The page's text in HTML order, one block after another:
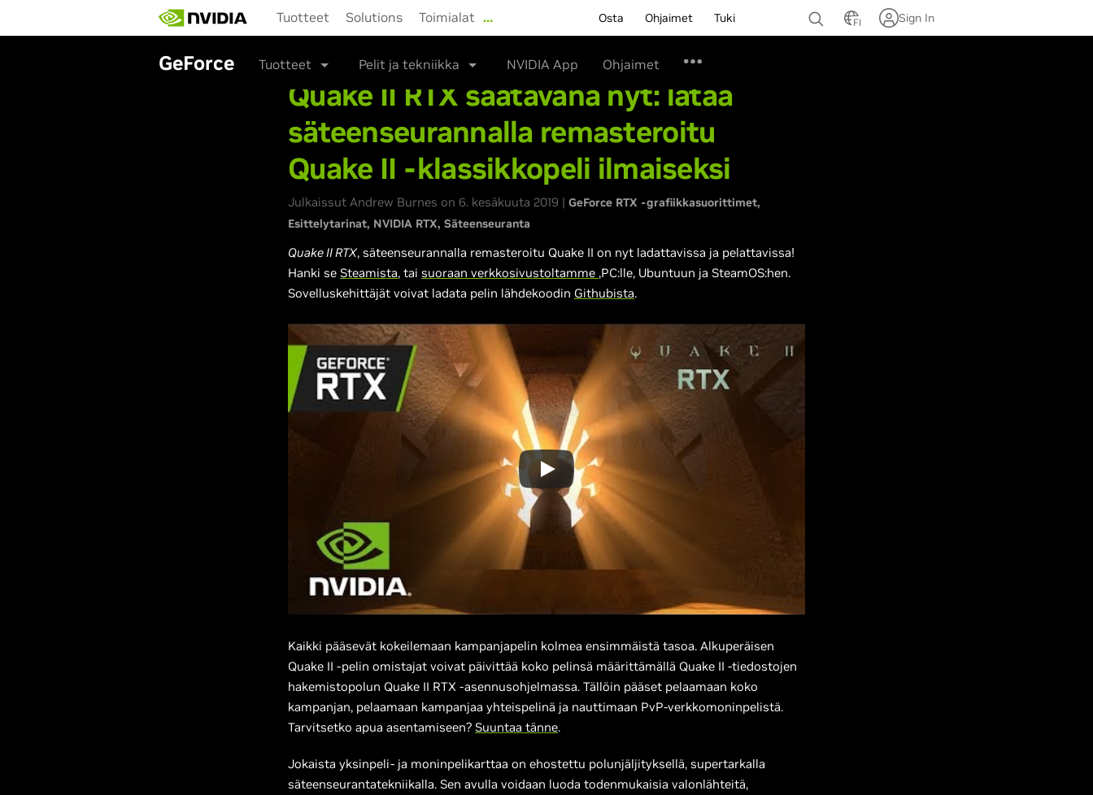
main
Tuotteet Solutions Toimialat … Osta Ohjaimet Tuki FI Sign In
GeForce Tuotteet Pelit ja tekniikka NVIDIA App Ohjaimet
Quake II RTX saatavana nyt: lataa
säteenseurannalla remasteroitu
Quake II -klassikkopeli ilmaiseksi
Julkaissut Andrew Burnes on 6. kesäkuuta 2019 | GeForce RTX -grafiikkasuorittimet
Esittelytarinat NVIDIA RTX Säteenseuranta
Quake II RTX, säteenseurannalla remasteroitu Quake II on nyt ladattavissa ja pelattavissa!
Hanki se Steamista, tai suoraan verkkosivustoltamme ,PC:lle, Ubuntuun ja SteamOS:hen.
Sovelluskehittäjät voivat ladata pelin lähdekoodin Githubista.
Kaikki pääsevät kokeilemaan kampanjapelin kolmea ensimmäistä tasoa. Alkuperäisen
Quake II -pelin omistajat voivat päivittää koko pelinsä määrittämällä Quake II -tiedostojen
hakemistopolun Quake II RTX -asennusohjelmassa. Tällöin pääset pelaamaan koko
kampanjan, pelaamaan kampanjaa yhteispelinä ja nauttimaan PvP-verkkomoninpelistä.
Tarvitsetko apua asentamiseen? Suuntaa tänne.
Jokaista yksinpeli- ja moninpelikarttaa on ehostettu polunjäljityksellä, supertarkalla
säteenseurantatekniikalla. Sen avulla voidaan luoda todenmukaisia valonlähteitä,